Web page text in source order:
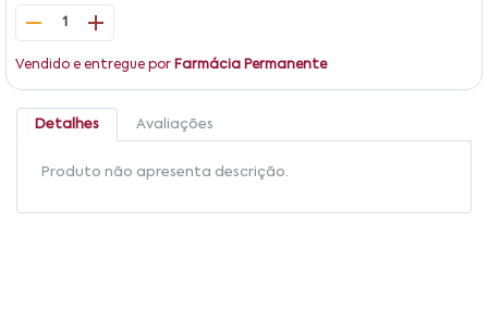
1
Vendido e entregue por Farmácia Permanente
Detalhes Avaliações
Produto não apresenta descrição.